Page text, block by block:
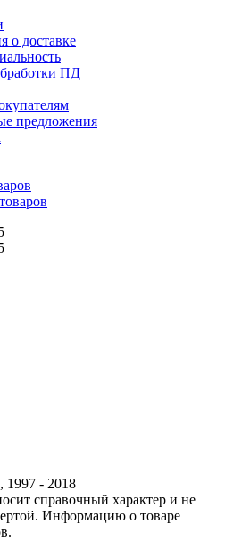
о доставке
ПД
предложения
- 2018
справочный характер и не
Информацию о товаре